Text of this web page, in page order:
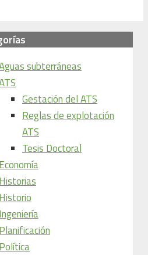
subterráneas
Gestación del ATS
Reglas de explotación
ATS
Tesis Doctoral
Economía
Historias
Historio
Ingeniería
Planificación
Política